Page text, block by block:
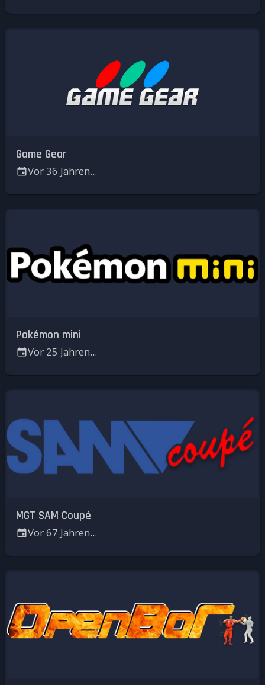
Game Gear
Vor 36 Jahren...
Pokémon mini
Vor 25 Jahren...
MGT SAM Coupé
Vor 67 Jahren...